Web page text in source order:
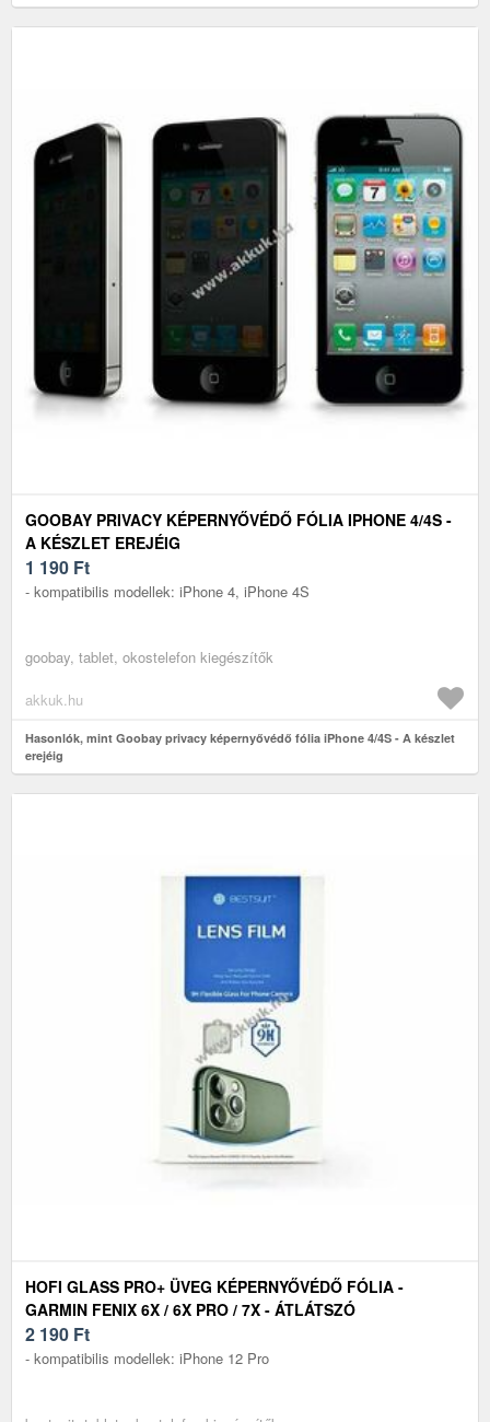
GOOBAY PRIVACY KÉPERNYŐVÉDŐ FÓLIA IPHONE 4/4S -
A KÉSZLET EREJÉIG
1 190 Ft
- kompatibilis modellek: iPhone 4, iPhone 4S
goobay, tablet, okostelefon kiegészítők
akkuk.hu
Hasonlók, mint Goobay privacy képernyővédő fólia iPhone 4/4S - A készlet
erejéig
HOFI GLASS PRO+ ÜVEG KÉPERNYŐVÉDŐ FÓLIA -
GARMIN FENIX 6X / 6X PRO / 7X - ÁTLÁTSZÓ
2 190 Ft
- kompatibilis modellek: iPhone 12 Pro